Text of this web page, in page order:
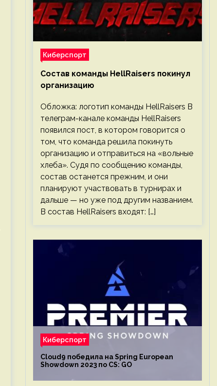
Киберспорт
Состав команды HellRaisers покинул
организацию
Обложка: логотип команды HellRaisers В
телеграм-канале команды HellRaisers
появился пост, в котором говорится о
том, что команда решила покинуть
организацию и отправиться на «вольные
хлеба». Судя по сообщению команды,
состав останется прежним, и они
планируют участвовать в турнирах и
дальше — но уже под другим названием.
В состав HellRaisers входят: […]
Киберспорт
Cloud9 победила на Spring European
Showdown 2023 по CS: GO